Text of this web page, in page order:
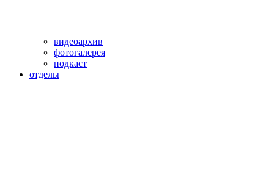
видеоархив
фотогалерея
подкаст
отделы